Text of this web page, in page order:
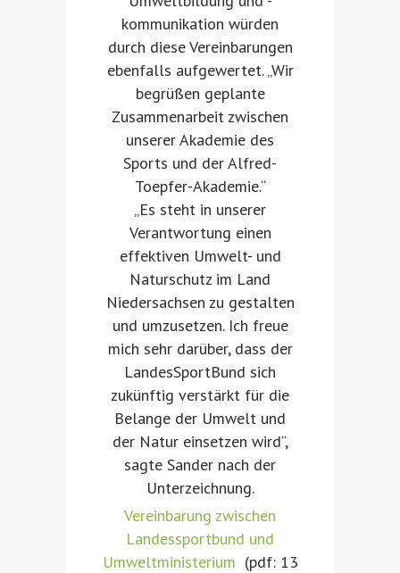
kommunikation würden
durch diese Vereinbarungen
ebenfalls aufgewertet. „Wir
begrüßen geplante
Zusammenarbeit zwischen
unserer Akademie des
Sports und der Alfred-
Toepfer-Akademie.“
„Es steht in unserer
Verantwortung einen
effektiven Umwelt- und
Naturschutz im Land
Niedersachsen zu gestalten
und umzusetzen. Ich freue
mich sehr darüber, dass der
LandesSportBund sich
zukünftig verstärkt für die
Belange der Umwelt und
der Natur einsetzen wird“,
sagte Sander nach der
Unterzeichnung.
Vereinbarung zwischen
Landessportbund und
Umweltministerium (pdf: 13